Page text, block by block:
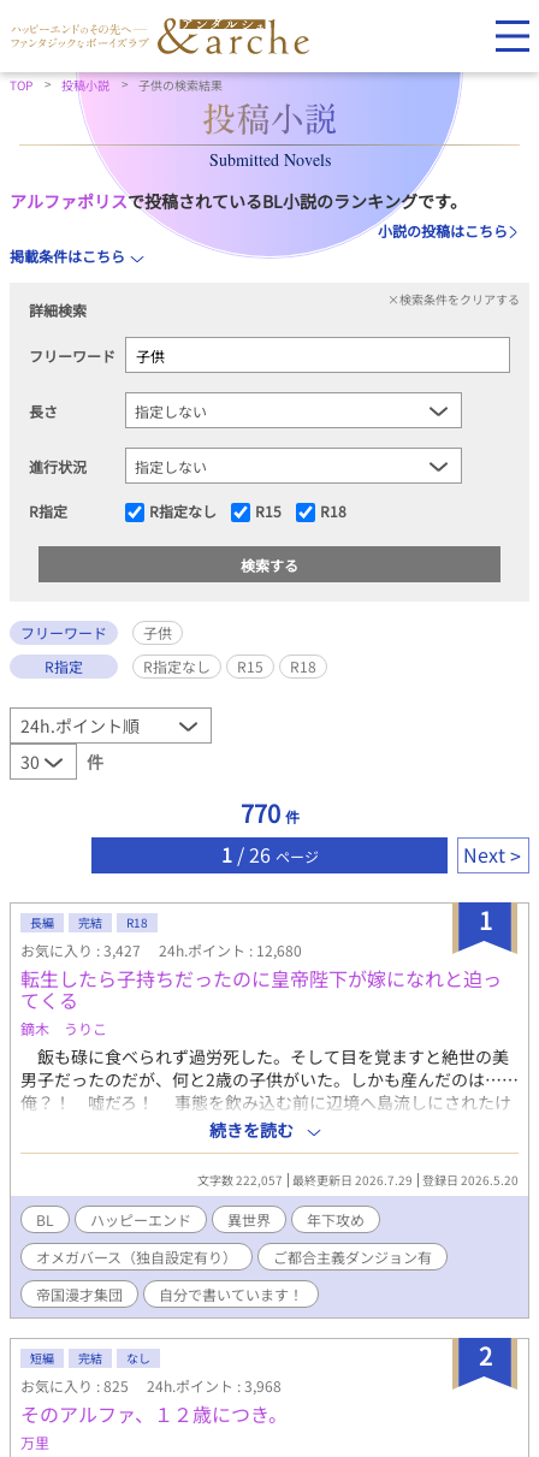
TOP 投稿小説 子供の検索結果
Submitted Novels
アルファポリスで投稿されているBL小説のランキングです。
小説の投稿はこちら
掲載条件はこちら
詳細検索
×検索条件をクリアする
フリーワード
長さ
進行状況
R指定 R指定なし R15 R18
フリーワード
子供
R指定
R指定なし R15 R18
件
770 件
1/ 26 ページ Next
1
長編 完結 R18
お気に入り : 3,427 24h.ポイント : 12,680
転生したら子持ちだったのに皇帝陛下が嫁になれと迫っ
てくる
鏑木 うりこ
飯も碌に食べられず過労死した。そして目を覚ますと絶世の美
男子だったのだが、何と2歳の子供がいた。しかも産んだのは……
俺？！ 嘘だろ！ 事態を飲み込む前に辺境へ島流しにされたけ
れど、今度こそ努力が身を結び、美味しいご飯を食べられる生活
を送るんだ！ そんな悠々自適快適スローライフ辺境生活に暗雲
が立ち込める。え？ 息子がやらかした？ どういうことな
の？！ 皇帝陛下に呼び出しを食らっちゃったよー！ ドラゴン
ステーキを食べられないじゃないか！ 皇帝陛下×美貌のオメガに
入り込んだおじさんのR18BLとなります。タグの確認をお願い致
します！ 以上で完結となります。長い間お読みいただきありが
とうございます。 何かの機会があれば番外編の追加など考えてお
ります(*'ω'*) その時は楽しんでいただけると幸いです。
続きを読む
文字数 222,057 最終更新日 2026.7.29 登録日 2026.5.20
BL ハッピーエンド 異世界
年下攻め
オメガバース（独自設定有り）
ご都合主義ダンジョン有
帝国漫才集団
自分で書いています！
2
短編 完結 なし
お気に入り : 825 24h.ポイント : 3,968
そのアルファ、１２歳につき。
万里